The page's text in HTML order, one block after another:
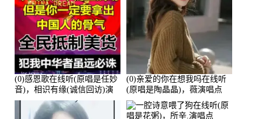
(0)感恩歌在线听(原唱是任妙
音)，相识有缘(诚信回访)演
唱点播:161288次
(0)亲爱的你在想我吗在线听
(原唱是陶晶晶)，薇演唱点
播:159722次